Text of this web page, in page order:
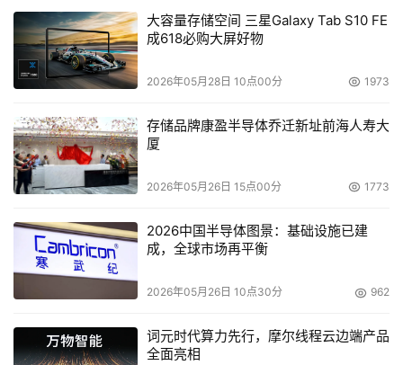
在需求的推动下，新一代隔离技术——整机隔离应运
而生。整机隔离是突破了网络隔离和硬盘隔离的限制，实
完全隔离，因此是完整意义上的物理隔离，安全性得到大
幅度提升。
因为整机隔离的技术性相对较高，而我国的网络隔离
隔离，这其中又以方正尊越A360为代表。方正尊越A360
是国内第一款采用“完全隔离”技术的PC，并且是第一款获
得三项整机“最全认证”的PC，即得到国家安全部、国家保
定，是公认的最安全PC。除了安全性大幅提高外，方正尊
越A360还是国内第一款实现双网“全速切换”的PC，即将双
大容量存储空间 三星Galaxy Tab S10 FE
成618必购大屏好物
2026年05月28日 10点00分 1973
存储品牌康盈半导体乔迁新址前海人寿大
厦
2026年05月26日 15点00分 1773
2026中国半导体图景：基础设施已建
成，全球市场再平衡
2026年05月26日 10点30分 962
词元时代算力先行，摩尔线程云边端产品
全面亮相